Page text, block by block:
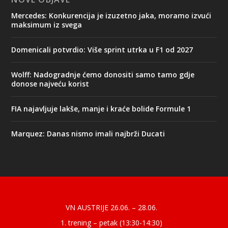
Mercedes: Konkurencija je izuzetno jaka, moramo izvući
maksimum iz svega
Domenicali potvrdio: Više sprint utrka u F1 od 2027
Wolff: Nadogradnje ćemo donositi samo tamo gdje
donose najveću korist
FIA najavljuje lakše, manje i kraće bolide Formule 1
Marquez: Danas nismo imali najbrži Ducati
VN AUSTRIJE 26.06. – 28.06.
1. trening – petak (13:30-14:30)